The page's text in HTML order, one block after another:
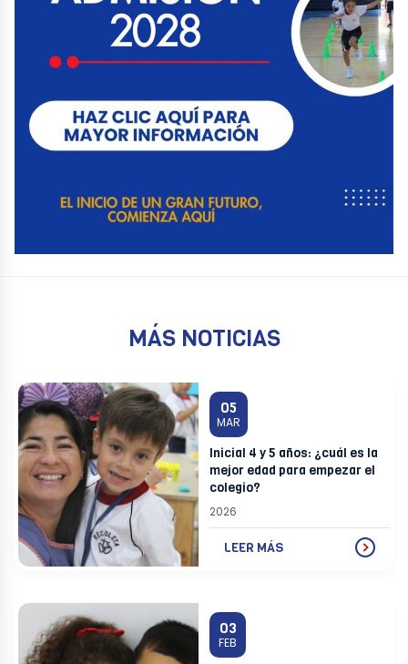
MÁS NOTICIAS
05
MAR
Inicial 4 y 5 años: ¿cuál es la
mejor edad para empezar el
colegio?
2026
LEER MÁS
03
FEB